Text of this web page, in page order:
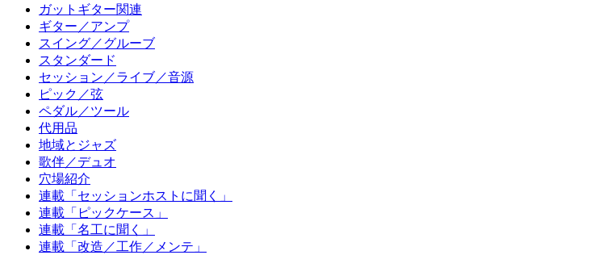
ガットギター関連
ギター／アンプ
スイング／グルーブ
スタンダード
セッション／ライブ／音源
ピック／弦
ペダル／ツール
代用品
地域とジャズ
歌伴／デュオ
穴場紹介
連載「セッションホストに聞く」
連載「ピックケース」
連載「名工に聞く」
連載「改造／工作／メンテ」